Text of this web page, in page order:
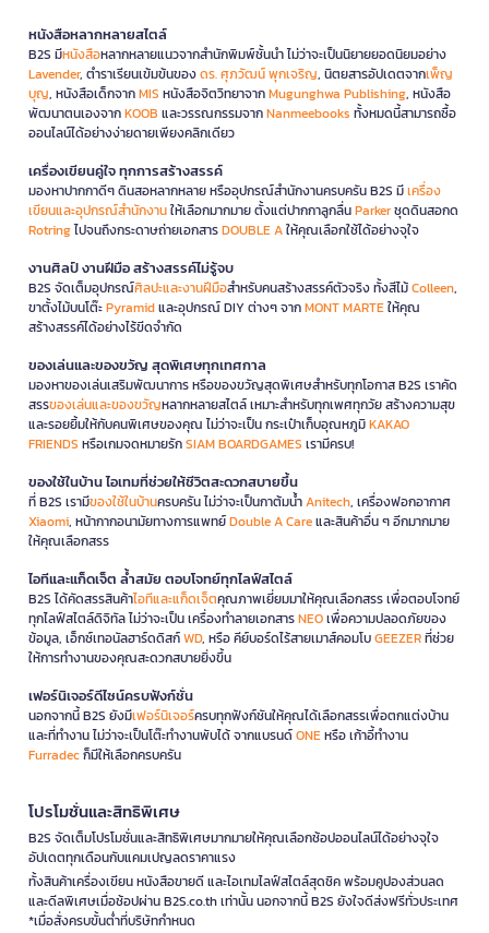
ไม่มีสายกีดขวาง เสียงคมชัด ตัดเสียงรบกวน พกพาง่าย เหมาะกับคนที่ต้อง
เดินทางบ่อยหรือออกกำลังกาย
2. สมาร์ทวอทช์
ติดตามสุขภาพตลอดเวลา วัดชีพจร นับก้าว ตรวจการนอน รับแจ้งเตือนจาก
3. พาวเวอร์แบงก์ความจุสูง
ชาร์จมือถือได้หลายรอบ รองรับชาร์จเร็ว มีหลายพอร์ต ชาร์จได้หลายเครื่อง
พร้อมกัน
4. เมาส์ไร้สาย
ใช้งานได้ทุกพื้นผิว แบตอยู่นาน เงียบ ไม่รบกวน เหมาะกับทั้งทำงานและเล่น
เกม
5. กล้องติดรถยนต์
บันทึกภาพคมชัดทั้งกลางวันและกลางคืน มีระบบตรวจจับการชน บันทึก
อัตโนมัติ
คำถามที่ถามบ่อยเกี่ยวกับอุปกรณ์ไอทีและแก็ด
เจ็ต
รวบรวมทุกข้อสงสัยเกี่ยวกับสเปก การใช้งาน และการรับประกันสินค้าไอทีที่
คุณควรรู้ก่อนตัดสินใจ ตอบโจทย์ทุกปัญหาเทคนิค เพื่อให้คุณใช้งานแก็ดเจ็ต
ชิ้นโปรดได้อย่างเต็มประสิทธิภาพและคุ้มค่าที่สุด
สมาร์ทวอทช์ใช้ได้กับมือถือทุกยี่ห้อหรือไม่?
ขึ้นอยู่กับรุ่น Apple Watch ใช้ได้กับ iPhone เท่านั้น ส่วน Samsung
Galaxy Watch ใช้ได้ทั้ง Android และ iOS แต่ฟีเจอร์บางอย่างอาจจำกัด
ควรเช็คก่อนซื้อว่ารองรับระบบปฏิบัติการของมือถือคุณหรือไม่
พาวเวอร์แบงก์ขนาดเท่าไหร่ดีที่สุด?
สำหรับใช้ประจำวัน ขนาด 10,000-20,000 mAh เหมาะสมที่สุด ชาร์จมือถือ
ได้ 2-4 รอบ ไม่ห นักเกินไป ถ้าเดินทางไกลบ่อยอาจเลือก 20,000 mAh ขึ้น
หูฟังไร้สายแบตอยู่ได้นานแค่ไหน?
หูฟังรุ่นใหม่ใช้งานได้ประมาณ 4-8 ชั่วโมงต่อการชาร์จหนึ่งครั้ง รวมกับเคส
ชาร์จได้ถึง 20-30 ชั่วโมง ขึ้นอยู่กับการใช้งานและระดับเสียง
แฟลชไดร์ฟใช้กับมือถือได้ไหม?
หนังสือหลากหลายสไตล์
B2S มีหนังสือหลากหลายแนวจากสำนักพิมพ์ชั้นนำ ไม่ว่าจะเป็นนิยายยอดนิยมอย่าง
Lavender, ตำราเรียนเข้มข้นของดร. ศุภวัฒน์ พุกเจริญ, นิตยสารอัปเดตจากเพ็ญ
บุญ, หนังสือเด็กจากMIS หนังสือจิตวิทยาจากMugunghwa Publishing, หนังสือ
พัฒนาตนเองจากKOOB และวรรณกรรมจากNanmeebooks ทั้งหมดนี้สามารถซื้อ
ออนไลน์ได้อย่างง่ายดายเพียงคลิกเดียว
เครื่องเขียนคู่ใจ ทุกการสร้างสรรค์
มองหาปากกาดีๆ ดินสอหลากหลาย หรืออุปกรณ์สำนักงานครบครัน B2S มีเครื่อง
เขียนและอุปกรณ์สำนักงานให้เลือกมากมาย ตั้งแต่ปากกาลูกลื่นParkerชุดดินสอกด
Rotringไปจนถึงกระดาษถ่ายเอกสารDOUBLE Aให้คุณเลือกใช้ได้อย่างจุใจ
งานศิลป์ งานฝีมือ สร้างสรรค์ไม่รู้จบ
B2S จัดเต็มอุปกรณ์ศิลปะและงานฝีมือสำหรับคนสร้างสรรค์ตัวจริง ทั้งสีไม้Colleen,
ขาตั้งไม้บนโต๊ะPyramidและอุปกรณ์ DIY ต่างๆ จากMONT MARTEให้คุณ
สร้างสรรค์ได้อย่างไร้ขีดจำกัด
ของเล่นและของขวัญ สุดพิเศษทุกเทศกาล
มองหาของเล่นเสริมพัฒนาการ หรือของขวัญสุดพิเศษสำหรับทุกโอกาส B2S เราคัด
สรรของเล่นและของขวัญหลากหลายสไตล์ เหมาะสำหรับทุกเพศทุกวัย สร้างความสุข
และรอยยิ้มให้กับคนพิเศษของคุณ ไม่ว่าจะเป็น กระเป๋าเก็บอุณหภูมิKAKAO
FRIENDS หรือเกมจดหมายรักSIAM BOARDGAMES เรามีครบ!
ของใช้ในบ้าน ไอเทมที่ช่วยให้ชีวิตสะดวกสบายขึ้น
ที่ B2S เรามีของใช้ในบ้านครบครัน ไม่ว่าจะเป็นกาต้มน้ำAnitech, เครื่องฟอกอากาศ
Xiaomi, หน้ากากอนามัยทางการแพทย์Double A Careและสินค้าอื่น ๆ อีกมากมาย
ให้คุณเลือกสรร
ไอทีและแก็ดเจ็ต ล้ำสมัย ตอบโจทย์ทุกไลฟ์สไตล์
B2S ได้คัดสรรสินค้าไอทีและแก็ดเจ็ตคุณภาพเยี่ยมมาให้คุณเลือกสรร เพื่อตอบโจทย์
ทุกไลฟ์สไตล์ดิจิทัล ไม่ว่าจะเป็น เครื่องทำลายเอกสารNEOเพื่อความปลอดภัยของ
ข้อมูล, เอ็กซ์เทอนัลฮาร์ดดิสก์WD, หรือ คีย์บอร์ดไร้สายเมาส์คอมโบGEEZERที่ช่วย
ให้การทำงานของคุณสะดวกสบายยิ่งขึ้น
เฟอร์นิเจอร์ดีไซน์ครบฟังก์ชั่น
นอกจากนี้ B2S ยังมีเฟอร์นิเจอร์ครบทุกฟังก์ชันให้คุณได้เลือกสรรเพื่อตกแต่งบ้าน
และที่ทำงาน ไม่ว่าจะเป็นโต๊ะทำงานพับได้ จากแบรนด์ONEหรือ เก้าอี้ทำงาน
Furradecก็มีให้เลือกครบครัน
โปรโมชั่นและสิทธิพิเศษ
B2S จัดเต็มโปรโมชั่นและสิทธิพิเศษมากมายให้คุณเลือกช้อปออนไลน์ได้อย่างจุใจ
อัปเดตทุกเดือนกับแคมเปญลดราคาแรง
ทั้งสินค้าเครื่องเขียน หนังสือขายดี และไอเทมไลฟ์สไตล์สุดชิค พร้อมคูปองส่วนลด
และดีลพิเศษเมื่อช้อปผ่าน B2S.co.th เท่านั้น นอกจากนี้ B2S ยังใจดีส่งฟรีทั่วประเทศ
*เมื่อสั่งครบขั้นต่ำที่บริษัทกำหนด